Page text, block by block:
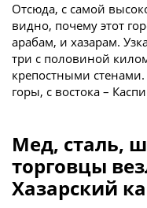
Отсюда, с самой
видно, почему этот
арабам, и хазарам.
три с половиной
крепостными стенами.
горы, с востока –
Мед, сталь,
торговцы
Хазарский